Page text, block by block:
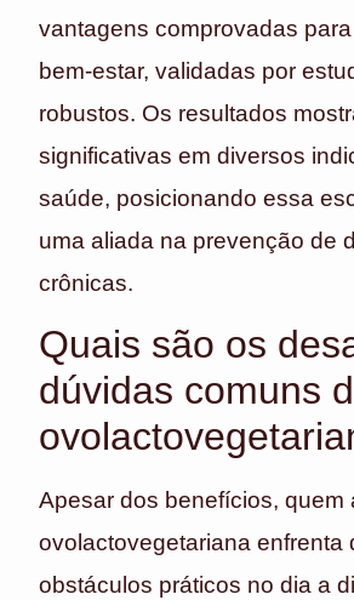
vantagens comprovadas
bem-estar, validadas por
robustos. Os resultados
significativas em diversos
saúde, posicionando essa
uma aliada na prevenção de
crônicas.
Quais são os
dúvidas comuns
Apesar dos benefícios, quem
ovolactovegetariana enfrenta
obstáculos práticos no dia a